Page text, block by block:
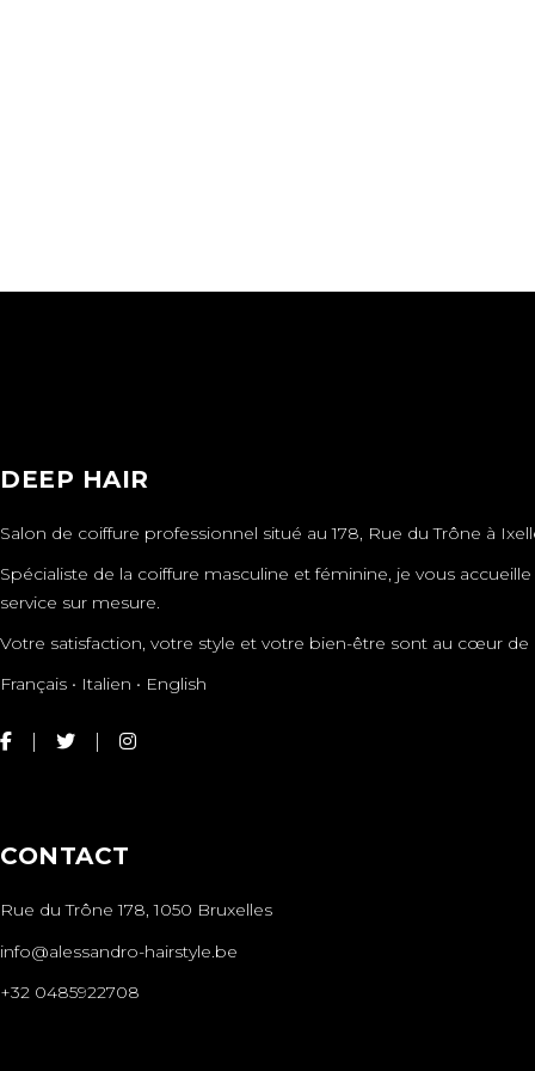
DEEP HAIR
Salon de coiffure professionnel situé au 178, Rue du Trône à
Spécialiste de la coiffure masculine et féminine, je vous
service sur mesure.
Votre satisfaction, votre style et votre bien-être sont au cœur
Français • Italien • English
CONTACT
Rue du Trône 178, 1050 Bruxelles
info@alessandro-hairstyle.be
+32 0485922708